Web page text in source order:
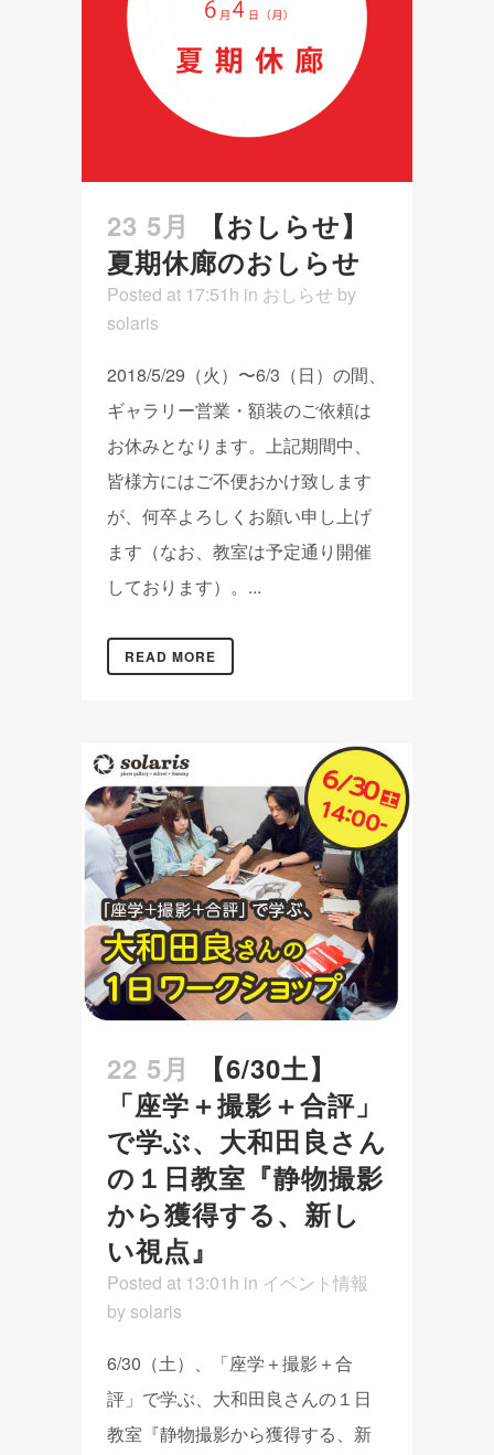
23 5月
【おしらせ】
夏期休廊のおしらせ
Posted at 17:51h in おしらせ by
solaris
2018/5/29（火）〜6/3（日）の間、
ギャラリー営業・額装のご依頼は
お休みとなります。上記期間中、
皆様方にはご不便おかけ致します
が、何卒よろしくお願い申し上げ
ます（なお、教室は予定通り開催
しております）。...
READ MORE
22 5月
【6/30土】
「座学＋撮影＋合評」
で学ぶ、大和田良さん
の１日教室『静物撮影
から獲得する、新し
い視点』
Posted at 13:01h in イベント情報
by solaris
6/30（土）、「座学＋撮影＋合
評」で学ぶ、大和田良さんの１日
教室『静物撮影から獲得する、新